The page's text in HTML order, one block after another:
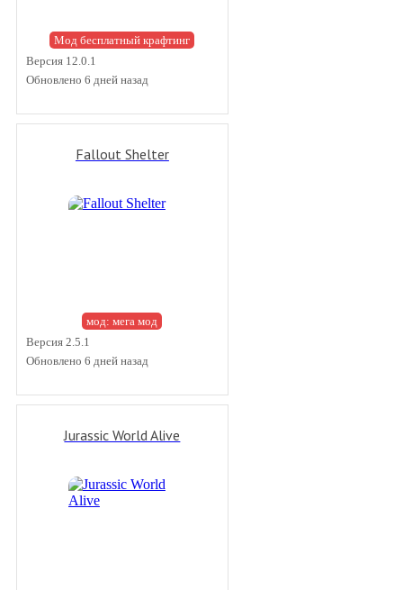
Мод бесплатный крафтинг
Версия 12.0.1
Обновлено 6 дней назад
Fallout Shelter
мод: мега мод
Версия 2.5.1
Обновлено 6 дней назад
Jurassic World Alive